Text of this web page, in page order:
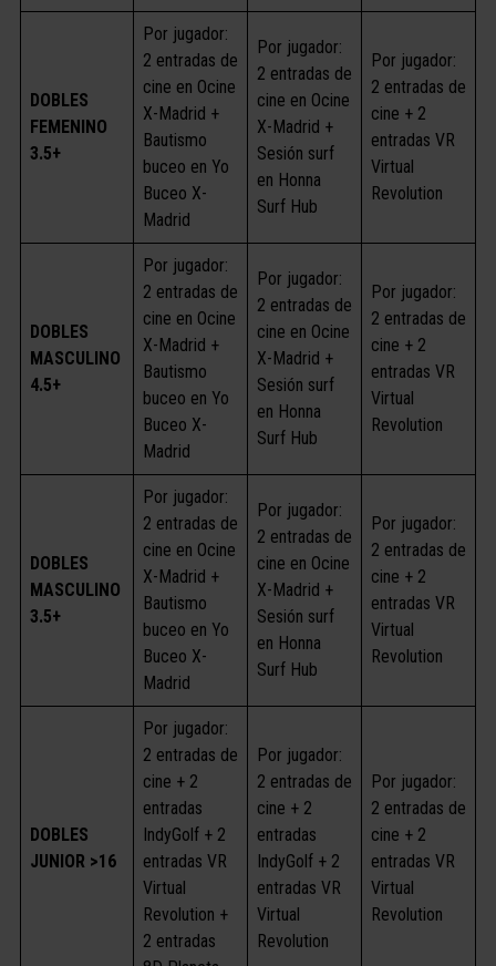
DOBLES
FEMENINO
3.5+
Por jugador:
2 entradas de
cine en Ocine
X-Madrid +
Bautismo
buceo en Yo
Buceo X-
Madrid
Por jugador:
2 entradas de
cine en Ocine
X-Madrid +
Sesión surf
en Honna
Surf Hub
Por jugador:
2 entradas de
cine + 2
entradas VR
Virtual
Revolution
DOBLES
MASCULINO
4.5+
Por jugador:
2 entradas de
cine en Ocine
X-Madrid +
Bautismo
buceo en Yo
Buceo X-
Madrid
Por jugador:
2 entradas de
cine en Ocine
X-Madrid +
Sesión surf
en Honna
Surf Hub
Por jugador:
2 entradas de
cine + 2
entradas VR
Virtual
Revolution
DOBLES
MASCULINO
3.5+
Por jugador:
2 entradas de
cine en Ocine
X-Madrid +
Bautismo
buceo en Yo
Buceo X-
Madrid
Por jugador:
2 entradas de
cine en Ocine
X-Madrid +
Sesión surf
en Honna
Surf Hub
Por jugador:
2 entradas de
cine + 2
entradas VR
Virtual
Revolution
DOBLES
JUNIOR >16
Por jugador:
2 entradas de
cine + 2
entradas
IndyGolf + 2
entradas VR
Virtual
Revolution +
2 entradas
Por jugador:
2 entradas de
cine + 2
entradas
IndyGolf + 2
entradas VR
Virtual
Revolution
Por jugador:
2 entradas de
cine + 2
entradas VR
Virtual
Revolution